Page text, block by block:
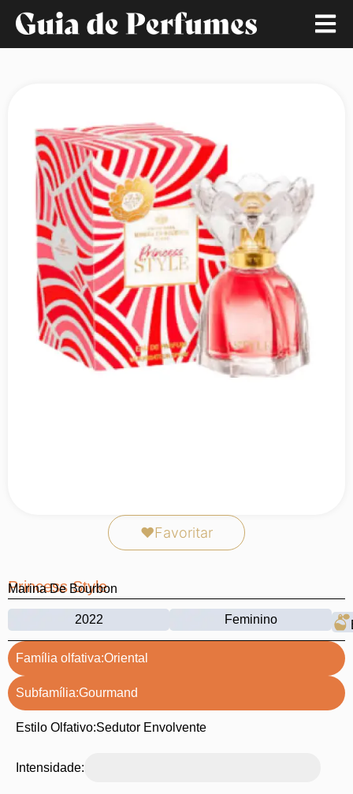
❤Favoritar
Princess Style
Marina De Bourbon
2022 Feminino
Família olfativa:Oriental
Subfamília:Gourmand
Estilo Olfativo:Sedutor Envolvente
Intensidade: